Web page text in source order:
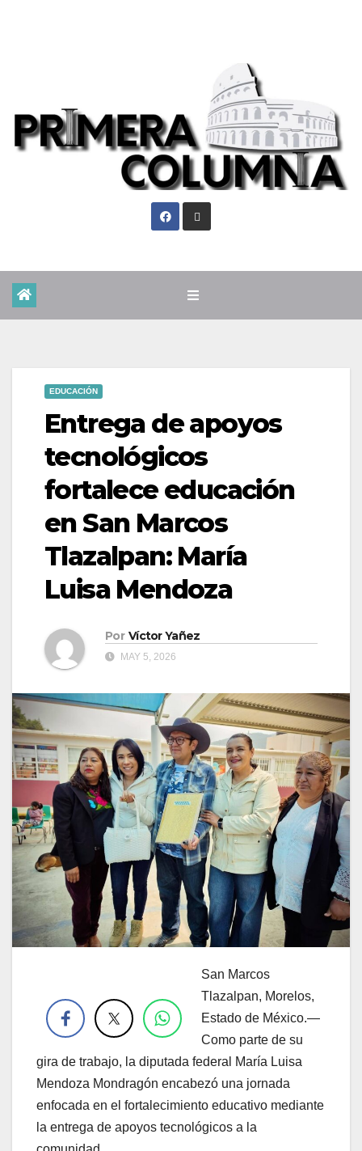
EDUCACIÓN
Entrega de apoyos
tecnológicos
fortalece educación
en San Marcos
Tlazalpan: María
Luisa Mendoza
Por Víctor Yañez
MAY 5, 2026
San Marcos
Tlazalpan, Morelos,
Estado de México.—
Como parte de su
gira de trabajo, la diputada federal María Luisa
Mendoza Mondragón encabezó una jornada
enfocada en el fortalecimiento educativo mediante
la entrega de apoyos tecnológicos a la